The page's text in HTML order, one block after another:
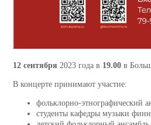
12 сентября 2023 года в 19.00 в
В концерте принимают участие:
фольклорно-этнографический
студенты кафедры музыки